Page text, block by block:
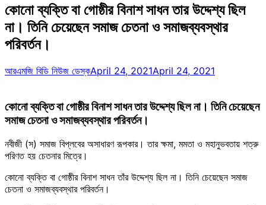
কোনো ব্যক্তি বা গোষ্ঠীর বিনাশ সাধন তার উদ্দেশ্য ছিল
না। তিনি চেয়েছেন সমাজ চেতনা ও সমাজব্যবস্থার
পরিবর্তন।
আরএমজি বিডি নিউজ ডেস্কApril 24, 2021April 24, 2021
কোনো ব্যক্তি বা গোষ্ঠীর বিনাশ সাধন তার উদ্দেশ্য ছিল না। তিনি চেয়েছেন
সমাজ চেতনা ও সমাজব্যবস্থার পরিবর্তন।
নবীজী (স) সমাজ বিপ্লবের অসাধারণ রূপকার। তার ক্ষমা, মমতা ও মহানুভবতায় শত্রু
পরিণত হয় চেতনার মিত্রে।
কোনো ব্যক্তি বা গোষ্ঠীর বিনাশ সাধন তাঁর উদ্দেশ্য ছিল না। তিনি চেয়েছেন সমাজ
চেতনা ও সমাজব্যবস্থার পরিবর্তন।